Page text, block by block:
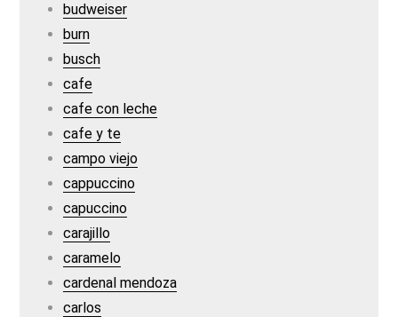
budweiser
burn
busch
cafe
cafe con leche
cafe y te
campo viejo
cappuccino
capuccino
carajillo
caramelo
cardenal mendoza
carlos